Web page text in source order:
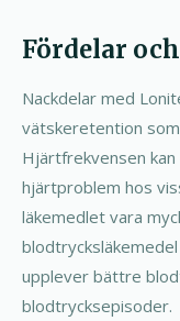
Fördelar
Nackdelar med
vätskeretention som
Hjärtfrekvensen
hjärtproblem hos
läkemedlet vara
upplever bättre
blodtrycksepisoder.